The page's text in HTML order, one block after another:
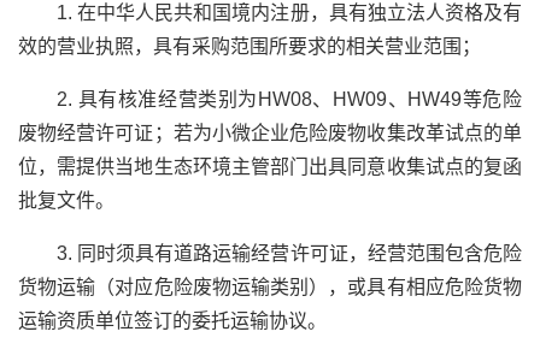
1. 在中华人民共和国境内注册，具有独立法人资格及有
效的营业执照，具有采购范围所要求的相关营业范围；
2. 具有核准经营类别为HW08、HW09、HW49等危险
废物经营许可证；若为小微企业危险废物收集改革试点的单
位，需提供当地生态环境主管部门出具同意收集试点的复函
批复文件。
3. 同时须具有道路运输经营许可证，经营范围包含危险
货物运输（对应危险废物运输类别），或具有相应危险货物
运输资质单位签订的委托运输协议。